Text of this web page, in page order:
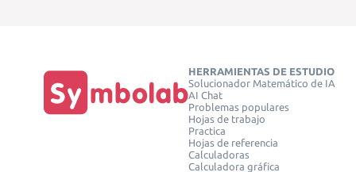
HERRAMIENTAS DE ESTUDIO
Solucionador Matemático de IA
AI Chat
Problemas populares
Hojas de trabajo
Practica
Hojas de referencia
Calculadoras
Calculadora gráfica